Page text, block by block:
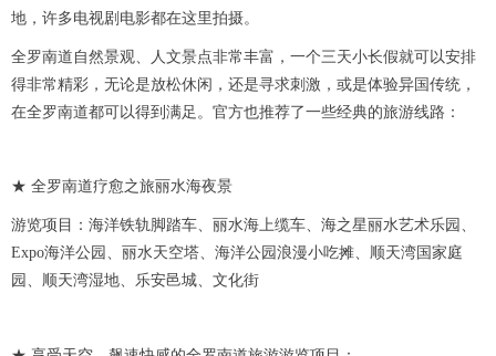
地，许多电视剧电影都在这里拍摄。
全罗南道自然景观、人文景点非常丰富，一个三天小长假就可以安排
得非常精彩，无论是放松休闲，还是寻求刺激，或是体验异国传统，
在全罗南道都可以得到满足。官方也推荐了一些经典的旅游线路：
★ 全罗南道疗愈之旅丽水海夜景
游览项目：海洋铁轨脚踏车、丽水海上缆车、海之星丽水艺术乐园、
Expo海洋公园、丽水天空塔、海洋公园浪漫小吃摊、顺天湾国家庭
园、顺天湾湿地、乐安邑城、文化街